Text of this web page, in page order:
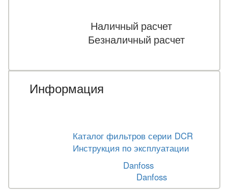
Наличный расчет
Безналичный расчет
Информация
Каталог фильтров серии DCR
Инструкция по эксплуатации
Danfoss
Danfoss